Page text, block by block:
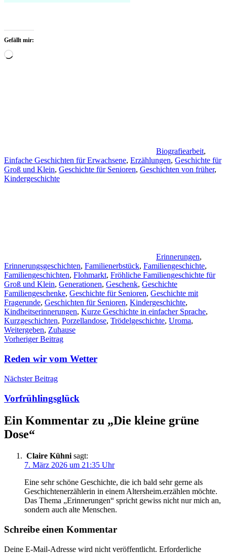
Gefällt mir:
Wird
Biografiearbeit,
Einfache Geschichten für Erwachsene, Erzählungen, Geschichte für
Groß und Klein, Geschichte für Senioren, Geschichten von früher,
Kindergeschichte
Erinnerungen,
Erinnerungsgeschichten, Familienerbstück, Familiengeschichte,
Familiengeschichten, Flohmarkt, Fröhliche Familiengeschichte für
Groß und Klein, Generationen, Geschenk, Geschichte
Familiengeschenke, Geschichte für Senioren, Geschichte mit
Fragerunde, Geschichten für Senioren, Kindergeschichte,
Kindheitserinnerungen, Kurze Geschichte in einfacher Sprache,
Kurzgeschichten, Porzellandose, Trödelgeschichte, Uroma,
Weitergeben, Zuhause
Beitragsnavigation
Vorheriger Beitrag
Reden wir vom Wetter
Nächster Beitrag
Vorfrühlingsglück
Ein Kommentar zu „Die kleine grüne
Dose“
Claire Kühni sagt:
7. März 2026 um 21:35 Uhr
Eine sehr schöne Geschichte, die ich bald sehr gerne als
Geschichtenerzählerin in einem Altersheim.erzählen möchte.
Das Thema „Erinnerungen“ spricht gewiss nicht nur mich an,
sondern auch alte Menschen.
Schreibe einen Kommentar
Deine E-Mail-Adresse wird nicht veröffentlicht. Erforderliche